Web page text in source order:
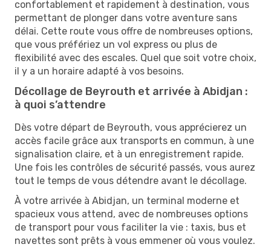
confortablement et rapidement à destination, vous
permettant de plonger dans votre aventure sans
délai. Cette route vous offre de nombreuses options,
que vous préfériez un vol express ou plus de
flexibilité avec des escales. Quel que soit votre choix,
il y a un horaire adapté à vos besoins.
Décollage de Beyrouth et arrivée à Abidjan :
à quoi s’attendre
Dès votre départ de Beyrouth, vous apprécierez un
accès facile grâce aux transports en commun, à une
signalisation claire, et à un enregistrement rapide.
Une fois les contrôles de sécurité passés, vous aurez
tout le temps de vous détendre avant le décollage.
À votre arrivée à Abidjan, un terminal moderne et
spacieux vous attend, avec de nombreuses options
de transport pour vous faciliter la vie : taxis, bus et
navettes sont prêts à vous emmener où vous voulez.